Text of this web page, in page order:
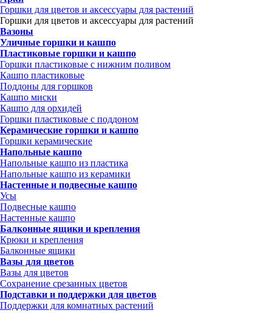
Горшки для цветов и аксессуары для растений
Горшки для цветов и аксессуары для растений
Вазоны
Уличные горшки и кашпо
Пластиковые горшки и кашпо
Горшки пластиковые с нижним поливом
Кашпо пластиковые
Поддоны для горшков
Кашпо миски
Кашпо для орхидей
Горшки пластиковые с поддоном
Керамические горшки и кашпо
Горшки керамические
Напольные кашпо
Напольные кашпо из пластика
Напольные кашпо из керамики
Настенные и подвесные кашпо
Усы
Подвесные кашпо
Настенные кашпо
Балконные ящики и крепления
Крюки и крепления
Балконные ящики
Вазы для цветов
Вазы для цветов
Сохранение срезанных цветов
Подставки и поддержки для цветов
Поддержки для комнатных растений